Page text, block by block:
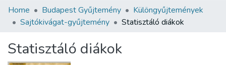
Communities & Collections
Statistics
Home Budapest Gyűjtemény
Különgyűjtemények
Sajtókivágat-gyűjtemény
Statisztáló diákok
Statisztáló diákok